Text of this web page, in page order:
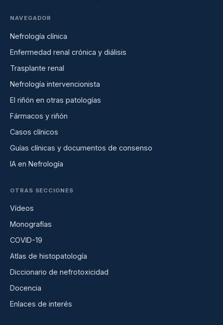
NAVEGADOR
Nefrología clínica
Enfermedad renal crónica y diálisis
Trasplante renal
Nefrología intervencionista
El riñón en otras patologías
Fármacos y riñón
Casos clínicos
Guías clínicas y documentos de consenso
IA en Nefrología
OTRAS SECCIONES
Vídeos
Monografías
COVID-19
Atlas de histopatología
Diccionario de nefrotoxicidad
Docencia
Enlaces de interés